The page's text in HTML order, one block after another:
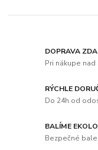
DOPRAVA
Pri nákupe
RÝCHLE
Do 24h od
BALÍME
Bezpečné